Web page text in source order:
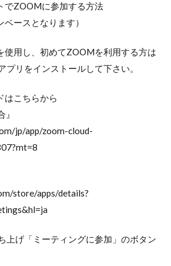
ZOOMに参加する方法
ベースとなります）
使用し、初めてZOOMを利用する方は
リをインストールして下さい。
はこちらから
jp/app/zoom-cloud-
store/apps/details?
上げ「ミーティングに参加」のボタン